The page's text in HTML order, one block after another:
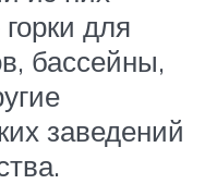
для
бассейны,
заведений